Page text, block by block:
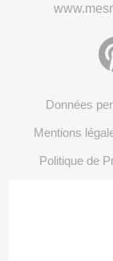
Données
Mentions
Politique de